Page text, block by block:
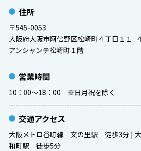
住所
〒545-0053
大阪府大阪市阿倍野区松崎町４丁目１１−４
アンシャンテ松崎町１階
営業時間
10：00～18：00 ※日月祝を除く
交通アクセス
大阪メトロ谷町線 文の里駅 徒歩3分 |
和町駅 徒歩5分